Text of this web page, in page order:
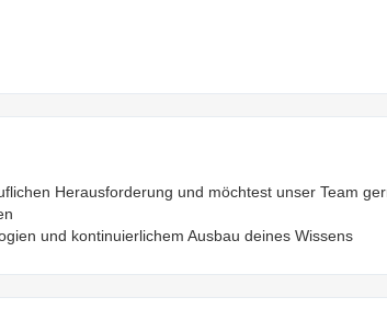
Herausforderung und möchtest unser Team
und kontinuierlichem Ausbau deines Wissens